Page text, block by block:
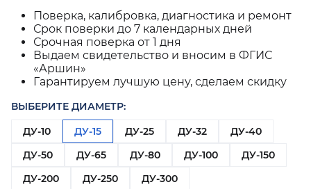
Поверка, калибровка, диагностика и ремонт
Срок поверки до 7 календарных дней
Срочная поверка от 1 дня
Выдаем свидетельство и вносим в ФГИС
«Аршин»
Гарантируем лучшую цену, сделаем скидку
ВЫБЕРИТЕ ДИАМЕТР:
ДУ-10
ДУ-15 ДУ-25 ДУ-32
ДУ-40
ДУ-50
ДУ-65 ДУ-80 ДУ-100
ДУ-150
ДУ-200
ДУ-250 ДУ-300